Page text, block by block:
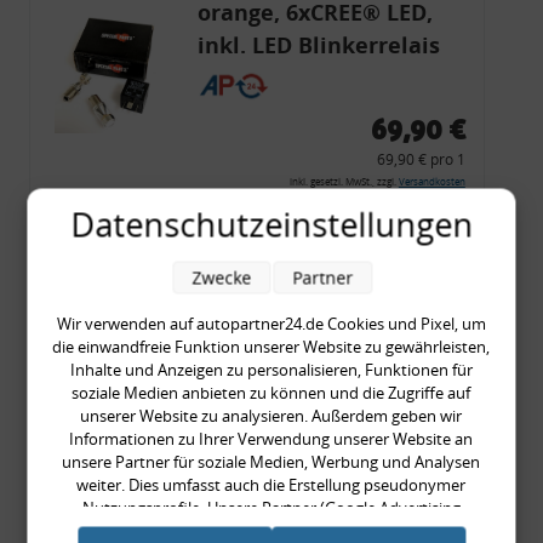
orange, 6xCREE® LED,
inkl. LED Blinkerrelais
CF 14
69,90 €
69,90 € pro 1
inkl. gesetzl. MwSt., zzgl. Versandkosten
Merkzettel
Zum Artikel
Rückleuchtenband mit
Blinker, rot, US-Ecken,
Audi 80 Cabrio, Typ 89,
OE-Nr.: 8G0945225 +
8G0945225C
999,99 €
Datenschutzeinstellungen
Wir verwenden auf autopartner24.de Cookies und Pixel, um
die einwandfreie Funktion unserer Website zu gewährleisten,
Inhalte und Anzeigen zu personalisieren, Funktionen für
soziale Medien anbieten zu können und die Zugriffe auf
unserer Website zu analysieren. Außerdem geben wir
Informationen zu Ihrer Verwendung unserer Website an
unsere Partner für soziale Medien, Werbung und Analysen
weiter. Dies umfasst auch die Erstellung pseudonymer
Nutzungsprofile. Unsere Partner (Google Advertising
Products) führen diese Informationen möglicherweise mit
Zwecke Partner